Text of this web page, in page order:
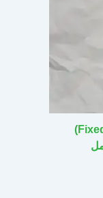
كيف تدير الأصول الثابتة (Fixed Assets)